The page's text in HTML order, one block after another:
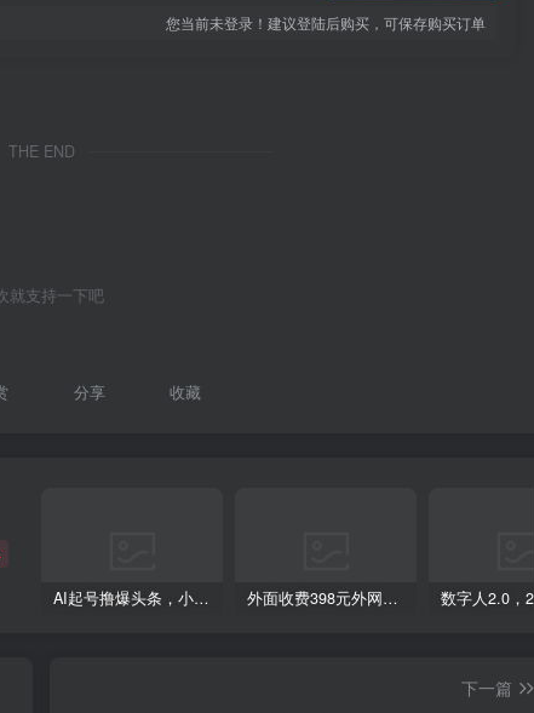
您当前未登录！建议登陆后购买，可保存购买订单
THE END
就支持一下吧
分享 收藏
AI起号撸爆头条，小白也能操作，日入2000+ 外面收费398元外网超跑豪车汽车视频搬运至快手抖音上热门项目
下一篇